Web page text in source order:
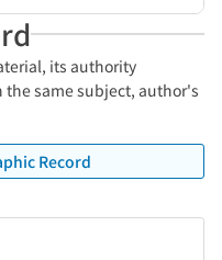
its authority
the same subject, author's
Record